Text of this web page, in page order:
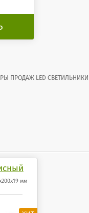
ПРОДАЖ LED СВЕТИЛЬНИКИ
Вт
Опал
мм